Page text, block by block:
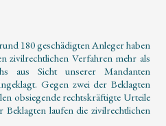
180 geschädigten Anleger haben
zivilrechtlichen Verfahren mehr als
aus Sicht unserer Mandanten
Gegen zwei der Beklagten
obsiegende rechtskräftigte Urteile
laufen die zivilrechtlichen